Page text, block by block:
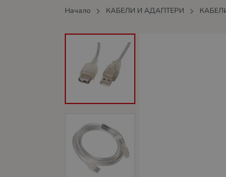
Начало КАБЕЛИ И АДАПТЕРИ